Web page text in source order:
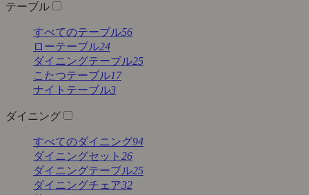
テーブル
すべてのテーブル56
ローテーブル24
ダイニングテーブル25
こたつテーブル17
ナイトテーブル3
ダイニング
すべてのダイニング94
ダイニングセット 26
ダイニングテーブル25
ダイニングチェア32